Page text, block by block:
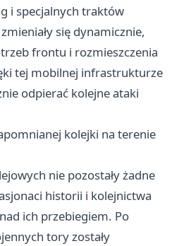
i specjalnych traktów
się dynamicznie,
frontu i rozmieszczenia
tej mobilnej infrastrukturze
odpierać kolejne ataki
kolejki na terenie
nie pozostały żadne
historii i kolejnictwa
ich przebiegiem. Po
tory zostały